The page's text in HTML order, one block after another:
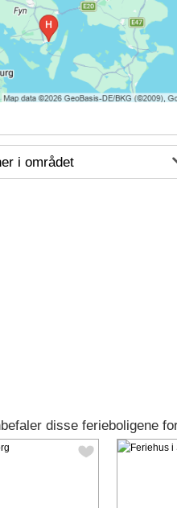
i området
disse ferieboligene